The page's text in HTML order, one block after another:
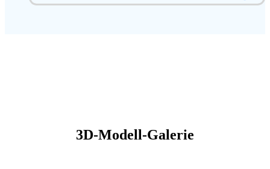
3D-Modell-Galerie